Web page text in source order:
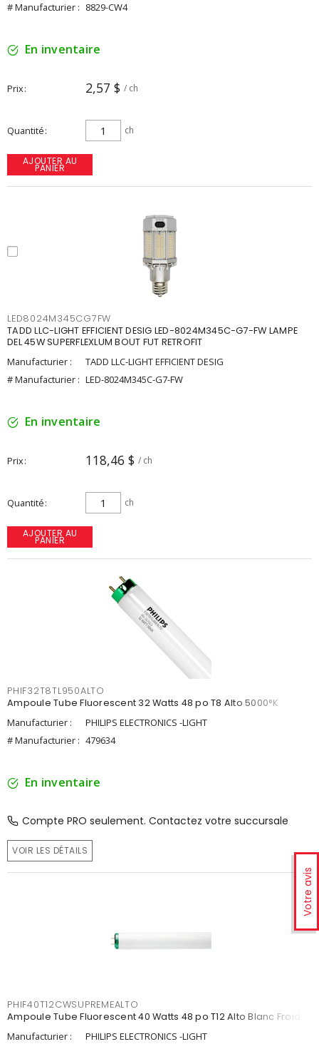
Votre avis
# Manufacturier : 8829-CW4
En inventaire
Prix 2,57 $ / ch
Quantité ch
AJOUTER AU
PANIER
LED8024M345CG7FW
TADD LLC-LIGHT EFFICIENT DESIG LED-8024M345C-G7-FW LAMPE
DEL 45W SUPERFLEXLUM BOUT FUT RETROFIT
Manufacturier :
TADD LLC-LIGHT EFFICIENT DESIG
# Manufacturier : LED-8024M345C-G7-FW
En inventaire
Prix 118,46 $ / ch
Quantité ch
AJOUTER AU
PANIER
PHIF32T8TL950ALTO
Ampoule Tube Fluorescent 32 Watts 48 po T8 Alto 5000°K
Manufacturier :
PHILIPS ELECTRONICS -LIGHT
# Manufacturier : 479634
En inventaire
Compte PRO seulement. Contactez votre succursale
VOIR LES DÉTAILS
PHIF40T12CWSUPREMEALTO
Ampoule Tube Fluorescent 40 Watts 48 po T12 Alto Blanc Froid
Manufacturier :
PHILIPS ELECTRONICS -LIGHT